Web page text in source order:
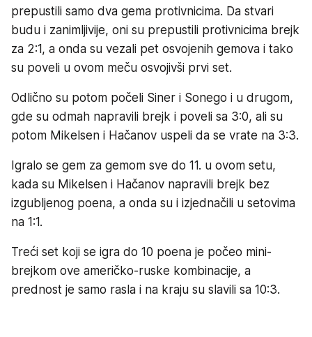
prepustili samo dva gema protivnicima. Da stvari
budu i zanimljivije, oni su prepustili protivnicima brejk
za 2:1, a onda su vezali pet osvojenih gemova i tako
su poveli u ovom meču osvojivši prvi set.
Odlično su potom počeli Siner i Sonego i u drugom,
gde su odmah napravili brejk i poveli sa 3:0, ali su
potom Mikelsen i Hačanov uspeli da se vrate na 3:3.
Igralo se gem za gemom sve do 11. u ovom setu,
kada su Mikelsen i Hačanov napravili brejk bez
izgubljenog poena, a onda su i izjednačili u setovima
na 1:1.
Treći set koji se igra do 10 poena je počeo mini-
brejkom ove američko-ruske kombinacije, a
prednost je samo rasla i na kraju su slavili sa 10:3.